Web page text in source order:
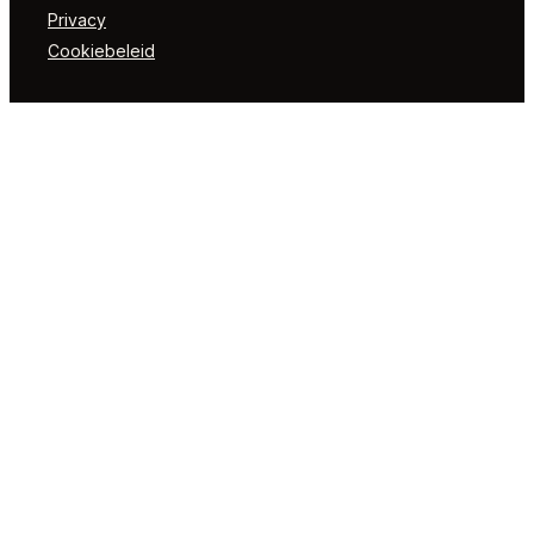
Privacy
Cookiebeleid